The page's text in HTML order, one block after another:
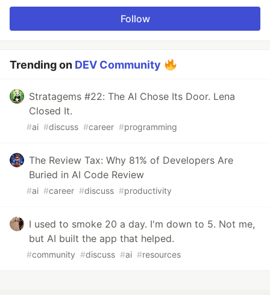
Follow
Trending on DEV Community
Stratagems #22: The AI Chose Its Door. Lena
Closed It.
#ai #discuss #career #programming
The Review Tax: Why 81% of Developers Are
Buried in AI Code Review
#ai #career #discuss #productivity
I used to smoke 20 a day. I'm down to 5. Not me,
but AI built the app that helped.
#community #discuss #ai #resources